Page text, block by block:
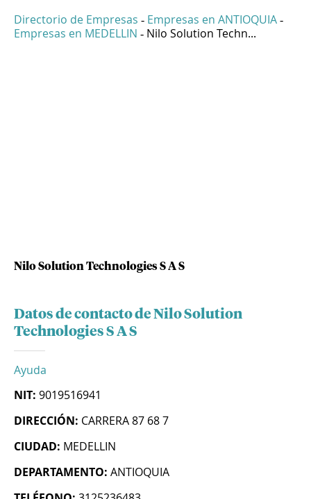
Directorio de Empresas - Empresas en ANTIOQUIA -
Empresas en MEDELLIN - Nilo Solution Techn...
Nilo Solution Technologies S A S
Datos de contacto de Nilo Solution
Technologies S A S
Ayuda
NIT: 9019516941
DIRECCIÓN: CARRERA 87 68 7
CIUDAD: MEDELLIN
DEPARTAMENTO: ANTIOQUIA